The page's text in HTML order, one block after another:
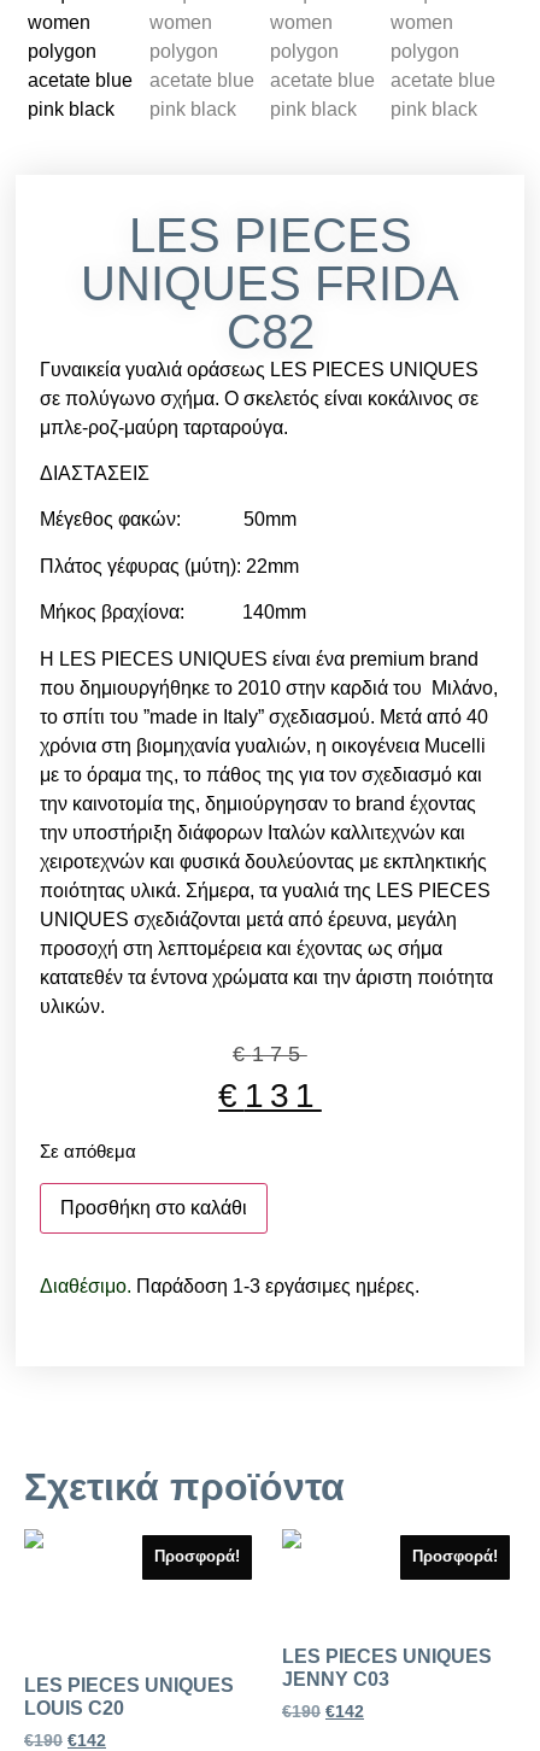
LES PIECES
UNIQUES FRIDA
C82
Γυναικεία γυαλιά οράσεως LES PIECES UNIQUES
σε πολύγωνο σχήμα. Ο σκελετός είναι κοκάλινος σε
μπλε-ροζ-μαύρη ταρταρούγα.
ΔΙΑΣΤΑΣΕΙΣ
Μέγεθος φακών: 50mm
Πλάτος γέφυρας (μύτη): 22mm
Μήκος βραχίονα: 140mm
Η LES PIECES UNIQUES είναι ένα premium brand
που δημιουργήθηκε το 2010 στην καρδιά του Μιλάνο,
το σπίτι του ”made in Italy” σχεδιασμού. Μετά από 40
χρόνια στη βιομηχανία γυαλιών, η οικογένεια Mucelli
με το όραμα της, το πάθος της για τον σχεδιασμό και
την καινοτομία της, δημιούργησαν το brand έχοντας
την υποστήριξη διάφορων Ιταλών καλλιτεχνών και
χειροτεχνών και φυσικά δουλεύοντας με εκπληκτικής
ποιότητας υλικά. Σήμερα, τα γυαλιά της LES PIECES
UNIQUES σχεδιάζονται μετά από έρευνα, μεγάλη
προσοχή στη λεπτομέρεια και έχοντας ως σήμα
κατατεθέν τα έντονα χρώματα και την άριστη ποιότητα
υλικών.
€175
€ 131
Σε απόθεμα
Προσθήκη στο καλάθι
Διαθέσιμο. Παράδοση 1-3 εργάσιμες ημέρες.
Σχετικά προϊόντα
Προσφορά!
LES PIECES UNIQUES
LOUIS C20
€190 €142
Προσφορά!
LES PIECES UNIQUES
JENNY C03
€190 €142